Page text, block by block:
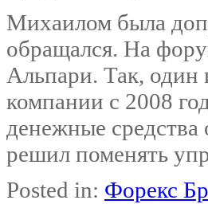
Михаилом была
обращался. На
Альпари. Так, один
компании с 2008
денежные
решил поменять
Posted in: Форекс